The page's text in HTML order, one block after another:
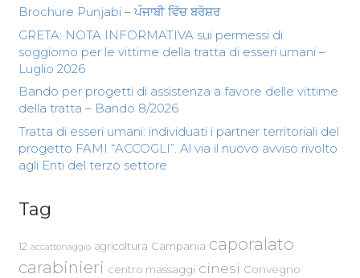
Brochure Punjabi – ਪੰਜਾਬੀ ਵਿੱਚ ਬਰੋਸ਼ਰ
GRETA: NOTA INFORMATIVA sui permessi di
soggiorno per le vittime della tratta di esseri umani –
Luglio 2026
Bando per progetti di assistenza a favore delle vittime
della tratta – Bando 8/2026
Tratta di esseri umani: individuati i partner territoriali del
progetto FAMI “ACCOGLI”. Al via il nuovo avviso rivolto
agli Enti del terzo settore
Tag
12 accattonaggio agricoltura Campania caporalato
carabinieri centro massaggi cinesi Convegno